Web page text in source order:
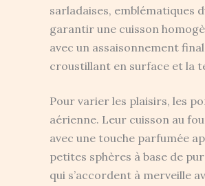
sarladaises, emblématiques
garantir une cuisson
avec un assaisonnement
croustillant en surface et la
Pour varier les plaisirs, les
aérienne. Leur cuisson au
avec une touche parfumée
petites sphères à base de
qui s’accordent à merveille